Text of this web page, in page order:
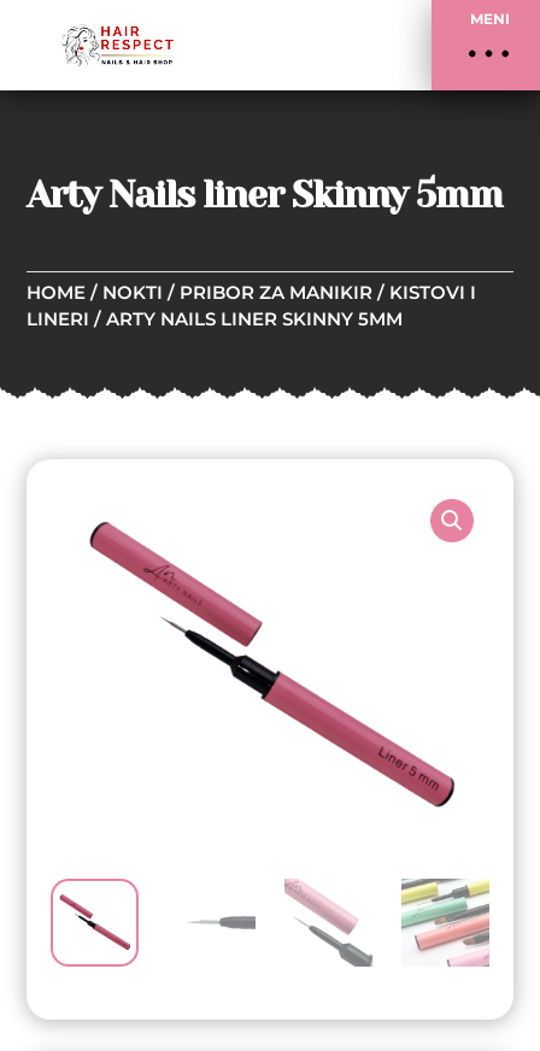
MENI
Arty Nails liner Skinny 5mm
HOME / NOKTI / PRIBOR ZA MANIKIR / KISTOVI I
LINERI / ARTY NAILS LINER SKINNY 5MM